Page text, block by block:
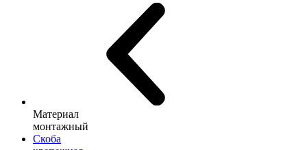
Материал
монтажный
Скоба